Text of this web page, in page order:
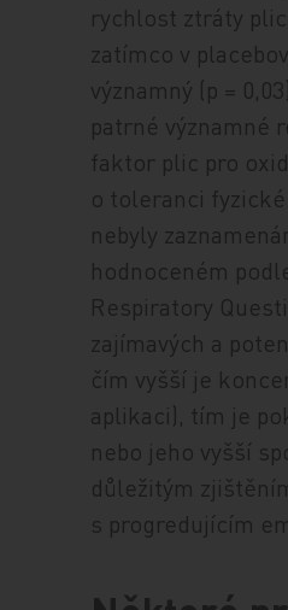
rychlost ztráty
zatímco v
významný (p =
patrné významné
faktor plic pro
o toleranci
nebyly
hodnoceném
Respiratory
zajímavých a
čím vyšší je
aplikaci), tím je
nebo jeho vyšší
důležitým
s progredujícím